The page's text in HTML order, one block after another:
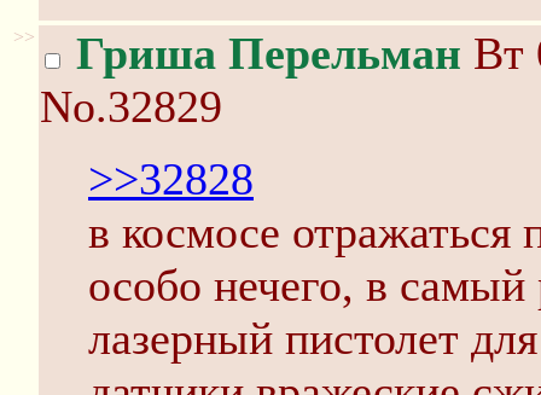
>> Гриша Перельман Вт
No.32829
>>32828
в космосе отражаться
особо нечего, в самый
лазерный пистолет